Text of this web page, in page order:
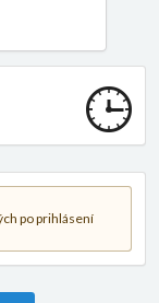
po prihlásení